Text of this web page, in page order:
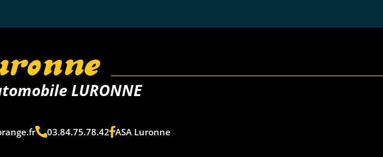
LURONNE
03.84.75.78.42 ASA Luronne